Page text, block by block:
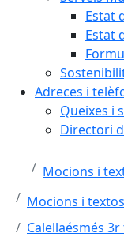
Estat
Estat
Adreces i
Queixes i
Directori
Mocions i
Mocions i
Calellaésmés